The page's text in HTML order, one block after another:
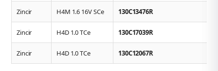
Zincir H4M 1.6 16V SCe 130C13476R
Zincir H4D 1.0 TCe 130C17039R
Zincir H4D 1.0 TCe 130C12067R